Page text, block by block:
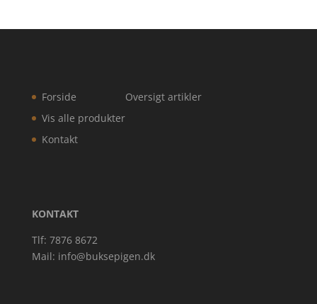
Forside
Vis alle produkter
Kontakt
Oversigt artikler
KONTAKT
Tlf: 7876 8672
Mail: info@buksepigen.dk